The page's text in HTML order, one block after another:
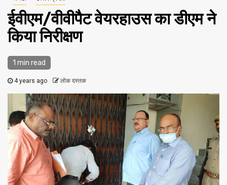
ईवीएम/वीवीपैट वेयरहाउस का डीएम ने
किया निरीक्षण
1 min read
4 years ago लोक दस्तक